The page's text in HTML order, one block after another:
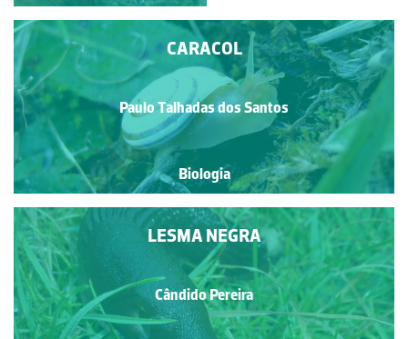
CARACOL
Paulo Talhadas dos Santos
Biologia
LESMA NEGRA
Cândido Pereira